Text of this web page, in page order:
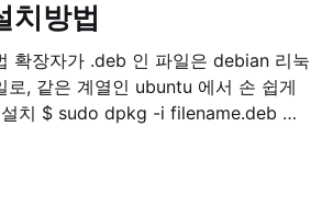
치방법
로, 같은 계열인 ubuntu 에서 손 쉽게